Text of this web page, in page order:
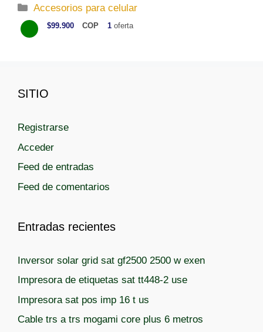
C
a
t
r
a
Accesorios para celular
$99.900 COP 1 oferta
SITIO
Registrarse
Acceder
Feed de entradas
Feed de comentarios
Entradas recientes
Inversor solar grid sat gf2500 2500 w exen
Impresora de etiquetas sat tt448-2 use
Impresora sat pos imp 16 t us
Cable trs a trs mogami core plus 6 metros